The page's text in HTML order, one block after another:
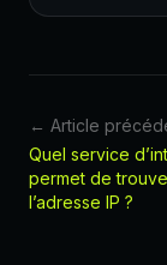
← Article
Quel service
permet de
l’adresse IP ?